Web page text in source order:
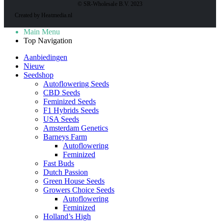
© SR-Wholesale B.V. 2023
Created by Heatmedia.nl
Main Menu
Top Navigation
Aanbiedingen
Nieuw
Seedshop
Autoflowering Seeds
CBD Seeds
Feminized Seeds
F1 Hybrids Seeds
USA Seeds
Amsterdam Genetics
Barneys Farm
Autoflowering
Feminized
Fast Buds
Dutch Passion
Green House Seeds
Growers Choice Seeds
Autoflowering
Feminized
Holland’s High